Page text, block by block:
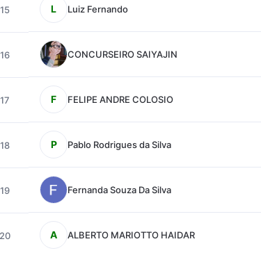
15 L Luiz Fernando
16 CONCURSEIRO SAIYAJIN
17 F FELIPE ANDRE COLOSIO
18 P Pablo Rodrigues da Silva
19 Fernanda Souza Da Silva
20 A ALBERTO MARIOTTO HAIDAR